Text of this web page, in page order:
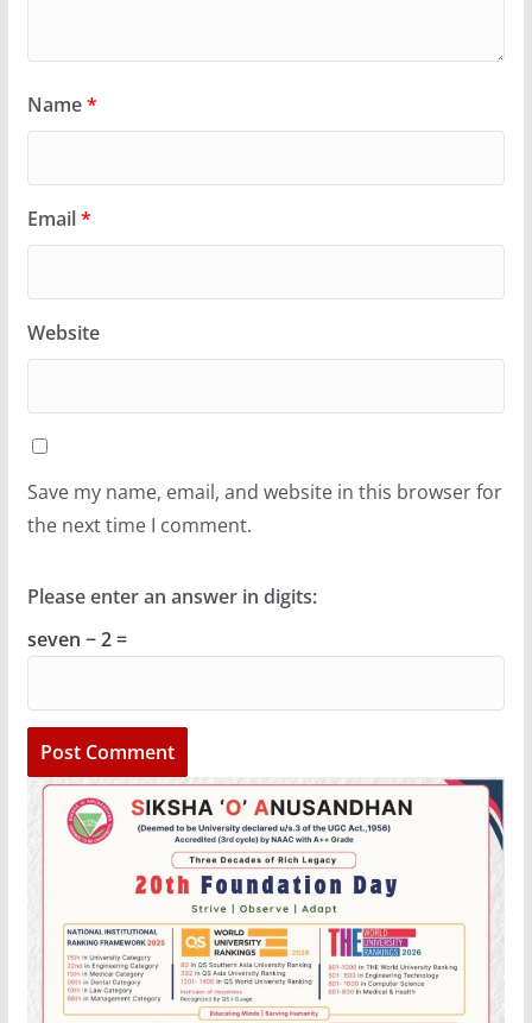
Name*
Email*
Website
Save my name, email, and website in this browser for
the next time I comment.
Please enter an answer in digits:
seven − 2 =